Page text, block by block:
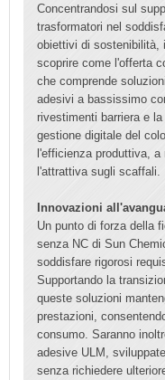
Concentrandosi sul
trasformatori nel
obiettivi di sostenibilità,
scoprire come l'offerta
che comprende
adesivi a bassissimo
rivestimenti barriera e
gestione digitale del
l'efficienza produttiva, a
l'attrattiva sugli scaffali.
Innovazioni
Un punto di forza della
senza NC di Sun
soddisfare rigorosi
Supportando la
queste soluzioni
prestazioni,
consumo. Saranno
adesive ULM,
senza richiedere